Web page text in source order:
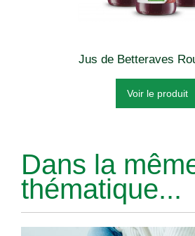
Jus de Betteraves
Voir le produit
Dans la
thématique...